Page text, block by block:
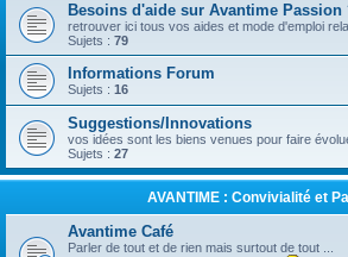
Besoins d'aide sur Avantime Passion
retrouver ici tous vos aides et mode d'emploi
Sujets : 79
Informations Forum
Sujets : 16
Suggestions/Innovations
vos idées sont les biens venues pour faire
Sujets : 27
AVANTIME : Convivialité et
Avantime Café
Parler de tout et de rien mais surtout de tout ...